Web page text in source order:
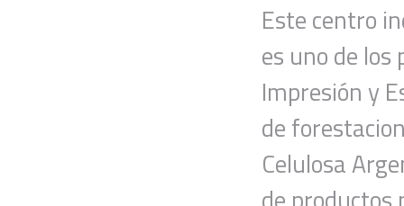
Este centro
es uno de
Impresión y
de
Celulosa